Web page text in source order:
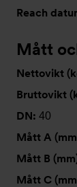
Reach
Mått
Nettovikt
Bruttovikt
DN: 40
Mått A
Mått B
Mått C